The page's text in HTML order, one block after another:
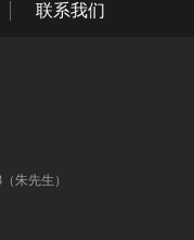
联系我们
朱先生）